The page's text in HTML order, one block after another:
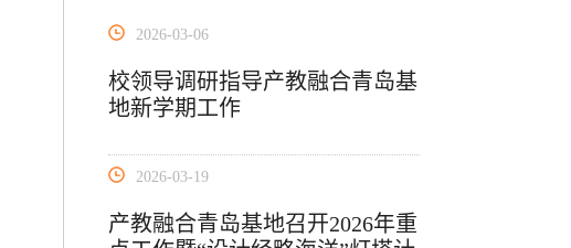
2026-03-06
校领导调研指导产教融合青岛基
地新学期工作
2026-03-19
产教融合青岛基地召开2026年重